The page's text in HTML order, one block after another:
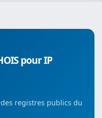
pour IP
registres publics du